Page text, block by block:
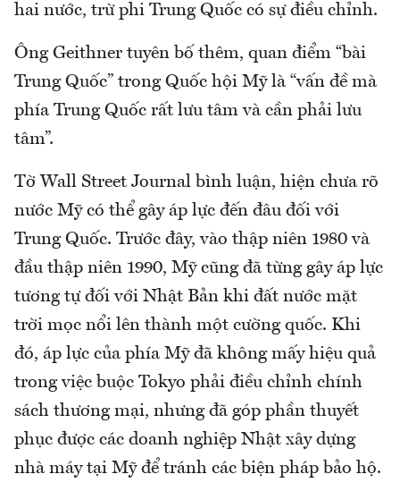
hai nước, trừ phi Trung Quốc có sự điều chỉnh.
Ông Geithner tuyên bố thêm, quan điểm “bài
Trung Quốc” trong Quốc hội Mỹ là “vấn đề mà
phía Trung Quốc rất lưu tâm và cần phải lưu
tâm”.
Tờ Wall Street Journal bình luận, hiện chưa rõ
nước Mỹ có thể gây áp lực đến đâu đối với
Trung Quốc. Trước đây, vào thập niên 1980 và
đầu thập niên 1990, Mỹ cũng đã từng gây áp lực
tương tự đối với Nhật Bản khi đất nước mặt
trời mọc nổi lên thành một cường quốc. Khi
đó, áp lực của phía Mỹ đã không mấy hiệu quả
trong việc buộc Tokyo phải điều chỉnh chính
sách thương mại, nhưng đã góp phần thuyết
phục được các doanh nghiệp Nhật xây dựng
nhà máy tại Mỹ để tránh các biện pháp bảo hộ.